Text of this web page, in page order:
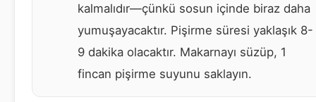
kalmalıdır—çünkü sosun içinde biraz daha
yumuşayacaktır. Pişirme süresi yaklaşık 8-
9 dakika olacaktır. Makarnayı süzüp, 1
fincan pişirme suyunu saklayın.